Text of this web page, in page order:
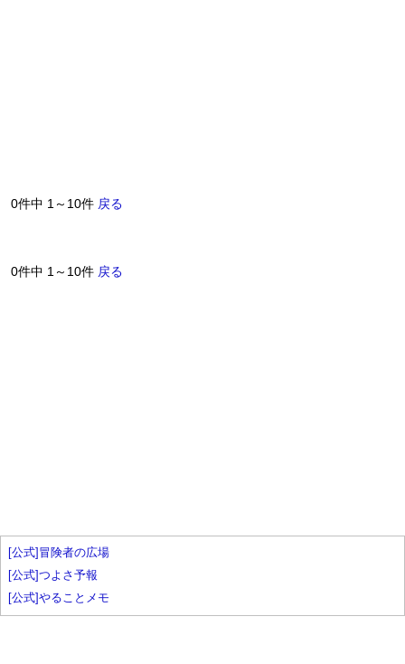
0件中 1～10件 戻る
0件中 1～10件 戻る
[公式]冒険者の広場
[公式]つよさ予報
[公式]やることメモ